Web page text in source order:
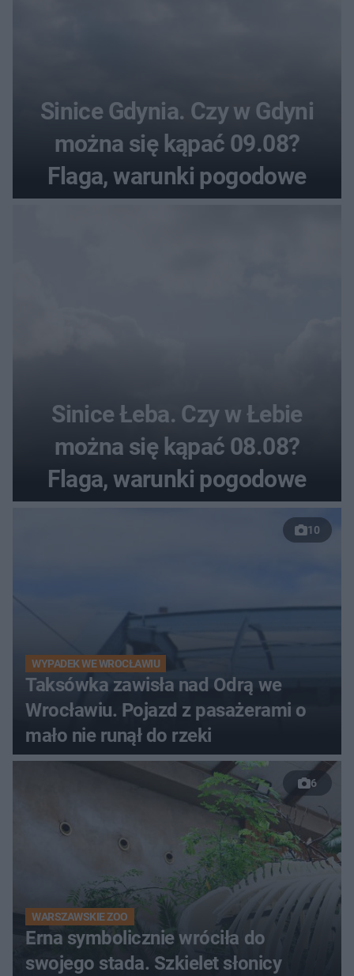
Sinice Gdynia. Czy w Gdyni
można się kąpać 09.08?
Flaga, warunki pogodowe
Sinice Łeba. Czy w Łebie
można się kąpać 08.08?
Flaga, warunki pogodowe
10
WYPADEK WE WROCŁAWIU
Taksówka zawisła nad Odrą we
Wrocławiu. Pojazd z pasażerami o
mało nie runął do rzeki
6
WARSZAWSKIE ZOO
Erna symbolicznie wróciła do
swojego stada. Szkielet słonicy